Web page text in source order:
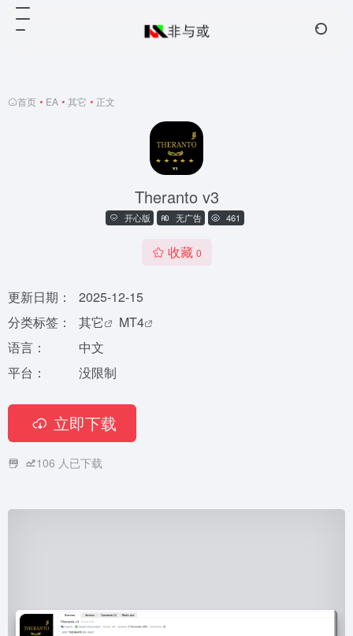
首页 • EA • 其它 • 正文
Theranto v3
开心版 无广告 461
收藏 0
更新日期：
2025-12-15
分类标签：
其它
MT4
语言：
中文
平台：
没限制
立即下载
106 人已下载